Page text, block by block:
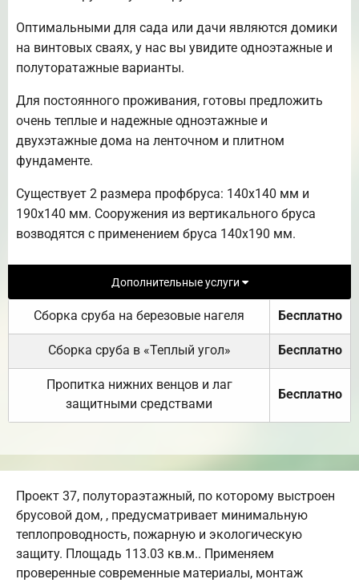
Оптимальными для сада или дачи являются домики
на винтовых сваях, у нас вы увидите одноэтажные и
полуторатажные варианты.
Для постоянного проживания, готовы предложить
очень теплые и надежные одноэтажные и
двухэтажные дома на ленточном и плитном
фундаменте.
Существует 2 размера профбруса: 140х140 мм и
190х140 мм. Сооружения из вертикального бруса
возводятся с применением бруса 140х190 мм.
Дополнительные услуги
Сборка сруба на березовые нагеля Бесплатно
Сборка сруба в «Теплый угол» Бесплатно
Пропитка нижних венцов и лаг
защитными средствами
Бесплатно
Проект 37, полутораэтажный, по которому выстроен
брусовой дом, , предусматривает минимальную
теплопроводность, пожарную и экологическую
защиту. Площадь 113.03 кв.м.. Применяем
проверенные современные материалы, монтаж